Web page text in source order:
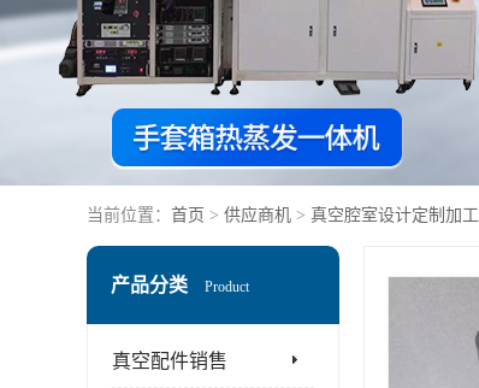
当前位置： 首页 > 供应商机 > 真空腔室设计定制加工
产品分类 Product
真空配件销售